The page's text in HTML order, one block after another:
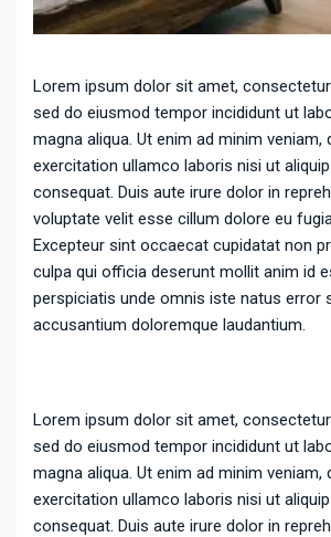
Lorem ipsum dolor sit amet,
sed do eiusmod tempor incididunt ut
magna aliqua. Ut enim ad minim veniam,
exercitation ullamco laboris nisi ut
consequat. Duis aute irure dolor in
voluptate velit esse cillum dolore eu
Excepteur sint occaecat cupidatat non
culpa qui officia deserunt mollit anim id
perspiciatis unde omnis iste natus error
accusantium doloremque laudantium.
Lorem ipsum dolor sit amet,
sed do eiusmod tempor incididunt ut
magna aliqua. Ut enim ad minim veniam,
exercitation ullamco laboris nisi ut
consequat. Duis aute irure dolor in